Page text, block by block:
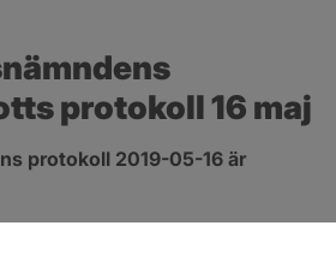
protokoll 16 maj
protokoll 2019-05-16 är
166.3 kB, öppnas i nytt fönster.